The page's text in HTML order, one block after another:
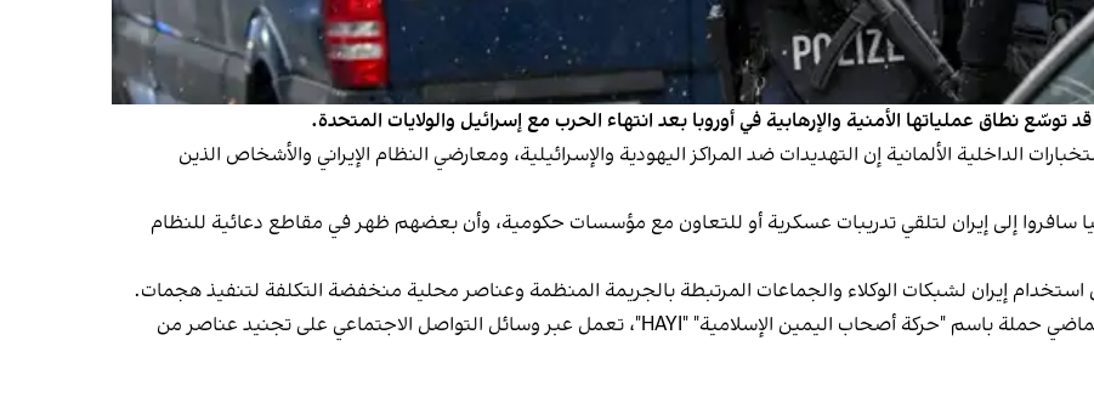
توسّع نطاق عملياتها الأمنية والإرهابية في أوروبا بعد انتهاء الحرب مع إسرائيل والولايات المتحدة.
الداخلية الألمانية إن التهديدات ضد المراكز اليهودية والإسرائيلية، ومعارضي النظام الإيراني والأشخاص الذين
سافروا إلى إيران لتلقي تدريبات عسكرية أو للتعاون مع مؤسسات حكومية، وأن بعضهم ظهر في مقاطع دعائية للنظام
استخدام إيران‌ لشبكات الوكلاء والجماعات المرتبطة بالجريمة المنظمة وعناصر محلية منخفضة التكلفة لتنفيذ هجمات.
ووفقًا لمصادر أمنية، أطلقت طهران منذ مارس (آذار) الماضي حملة باسم "حركة أصحاب اليمين الإسلامية" "HAYI"، تعمل عبر وسائل التواصل الاجتماعي على تجنيد عناصر من